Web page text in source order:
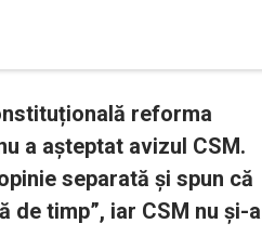
reforma
a așteptat avizul CSM.
separată și spun că
de timp”, iar CSM nu și-a